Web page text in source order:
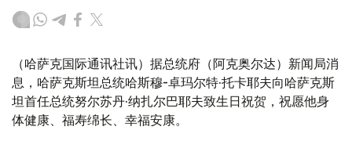
（哈萨克国际通讯社讯）据总统府（阿克奥尔达）新闻局消
息，哈萨克斯坦总统哈斯穆-卓玛尔特·托卡耶夫向哈萨克斯
坦首任总统努尔苏丹·纳扎尔巴耶夫致生日祝贺，祝愿他身
体健康、福寿绵长、幸福安康。